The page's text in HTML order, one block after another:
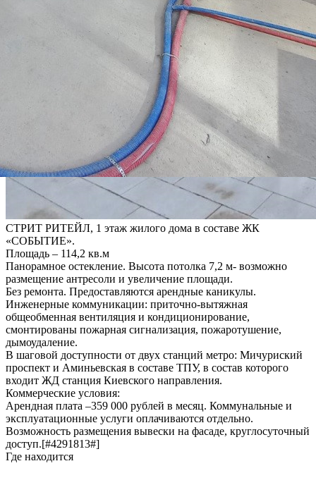
СТРИТ РИТЕЙЛ, 1 этаж жилого дома в составе ЖК
«СОБЫТИЕ».
Площадь – 114,2 кв.м
Панорамное остекление. Высота потолка 7,2 м- возможно
размещение антресоли и увеличение площади.
Без ремонта. Предоставляются арендные каникулы.
Инженерные коммуникации: приточно-вытяжная
общеобменная вентиляция и кондиционирование,
смонтированы пожарная сигнализация, пожаротушение,
дымоудаление.
В шаговой доступности от двух станций метро: Мичуриский
проспект и Аминьевская в составе ТПУ, в состав которого
входит ЖД станция Киевского направления.
Коммерческие условия:
Арендная плата –359 000 рублей в месяц. Коммунальные и
эксплуатационные услуги оплачиваются отдельно.
Возможность размещения вывески на фасаде, круглосуточный
доступ.[#4291813#]
Где находится